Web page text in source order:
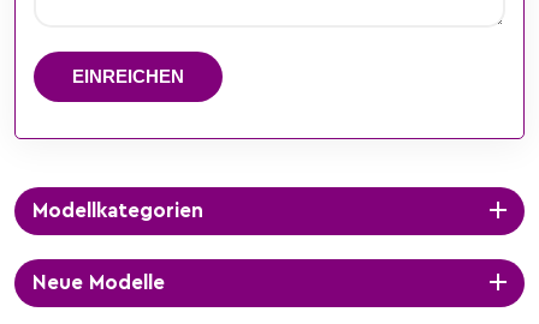
EINREICHEN
Modellkategorien
Neue Modelle